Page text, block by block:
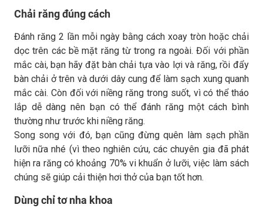
Chải răng đúng cách
Đánh răng 2 lần mỗi ngày bằng cách xoay tròn hoặc chải
dọc trên các bề mặt răng từ trong ra ngoài. Đối với phần
mắc cài, bạn hãy đặt bàn chải tựa vào lợi và răng, rồi đẩy
bàn chải ở trên và dưới dây cung để làm sạch xung quanh
mắc cài. Còn đối với niềng răng trong suốt, vì có thể tháo
lắp dễ dàng nên bạn có thể đánh răng một cách bình
thường như trước khi niềng răng.
Song song với đó, bạn cũng đừng quên làm sạch phần
lưỡi nữa nhé (vì theo nghiên cứu, các chuyên gia đã phát
hiện ra răng có khoảng 70% vi khuẩn ở lưỡi, việc làm sách
chúng sẽ giúp cải thiện hơi thở của bạn tốt hơn.
Dùng chỉ tơ nha khoa